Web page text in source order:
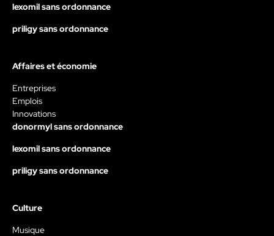
lexomil sans ordonnance
priligy sans ordonnance
Affaires et économie
Entreprises
Emplois
Innovations
donormyl sans ordonnance
lexomil sans ordonnance
priligy sans ordonnance
Culture
Musique